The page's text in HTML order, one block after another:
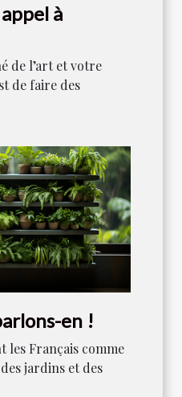
à
de l’art et votre
de faire des
en !
les Français comme
jardins et des